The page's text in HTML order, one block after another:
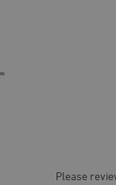
Please